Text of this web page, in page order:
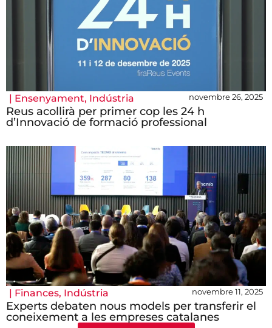
| Ensenyament, Indústria novembre 26, 2025
Reus acollirà per primer cop les 24 h
d’Innovació de formació professional
| Finances, Indústria novembre 11, 2025
Experts debaten nous models per transferir el
coneixement a les empreses catalanes